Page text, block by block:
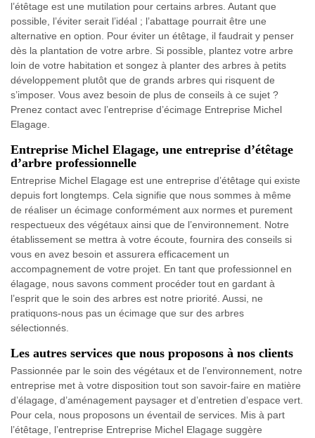
l’étêtage est une mutilation pour certains arbres. Autant que
possible, l’éviter serait l’idéal ; l’abattage pourrait être une
alternative en option. Pour éviter un étêtage, il faudrait y penser
dès la plantation de votre arbre. Si possible, plantez votre arbre
loin de votre habitation et songez à planter des arbres à petits
développement plutôt que de grands arbres qui risquent de
s’imposer. Vous avez besoin de plus de conseils à ce sujet ?
Prenez contact avec l’entreprise d’écimage Entreprise Michel
Elagage.
Entreprise Michel Elagage, une entreprise d’étêtage
d’arbre professionnelle
Entreprise Michel Elagage est une entreprise d’étêtage qui existe
depuis fort longtemps. Cela signifie que nous sommes à même
de réaliser un écimage conformément aux normes et purement
respectueux des végétaux ainsi que de l’environnement. Notre
établissement se mettra à votre écoute, fournira des conseils si
vous en avez besoin et assurera efficacement un
accompagnement de votre projet. En tant que professionnel en
élagage, nous savons comment procéder tout en gardant à
l’esprit que le soin des arbres est notre priorité. Aussi, ne
pratiquons-nous pas un écimage que sur des arbres
sélectionnés.
Les autres services que nous proposons à nos clients
Passionnée par le soin des végétaux et de l’environnement, notre
entreprise met à votre disposition tout son savoir-faire en matière
d’élagage, d’aménagement paysager et d’entretien d’espace vert.
Pour cela, nous proposons un éventail de services. Mis à part
l’étêtage, l’entreprise Entreprise Michel Elagage suggère